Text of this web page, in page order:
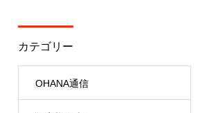
カテゴリー
OHANA通信